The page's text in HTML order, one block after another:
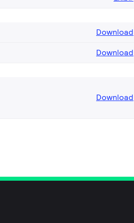
Download
Download
Download